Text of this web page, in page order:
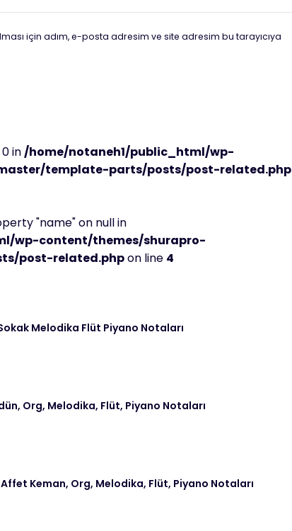
için adım, e-posta adresim ve site adresim bu tarayıcıya
in/home/notaneh1/public_html/wp-
template-parts/posts/post-related.php
"name" on null in
wp-content/themes/shurapro-
post-related.phpon line 4
Melodika Flüt Piyano Notaları
Org, Melodika, Flüt, Piyano Notaları
Keman, Org, Melodika, Flüt, Piyano Notaları